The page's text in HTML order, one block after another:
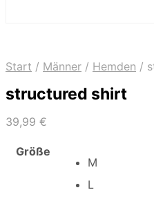
Start / Männer / Hemden /
structured shirt
39,99 €
Größe
M
L